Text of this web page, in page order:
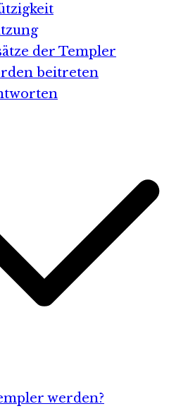
der Templer
beitreten
werden?